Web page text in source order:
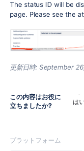
The status ID will be
page. Please see the
更新日時: September
この内容はお役に
立ちましたか?
は
プラットフォーム